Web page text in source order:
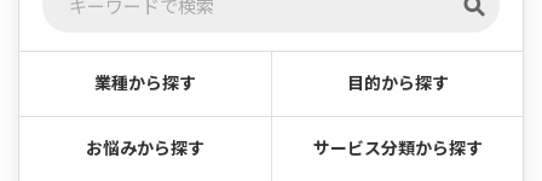
業種から探す 目的から探す
お悩みから探す サービス分類から探す